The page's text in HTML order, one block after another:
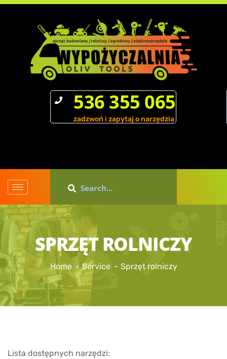
536 355 065
zadzwoń i zapytaj o narzędzia
SPRZĘT ROLNICZY
Home Service Sprzęt rolniczy
Lista dostępnych narzędzi: